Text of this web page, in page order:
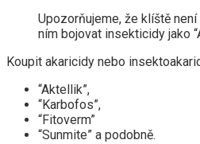
Upozorňujeme, že klíště
ním bojovat insekticidy jako
Koupit akaricidy nebo
“Aktellik”,
“Karbofos”,
“Fitoverm”
“Sunmite” a podobně.